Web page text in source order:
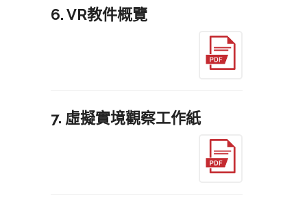
6. VR教件概覽
7. 虛擬實境觀察工作紙